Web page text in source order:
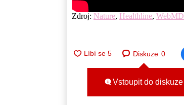
Zdroj: Nature, Healthline, WebMD
Diskuze 0
Vstoupit do diskuze